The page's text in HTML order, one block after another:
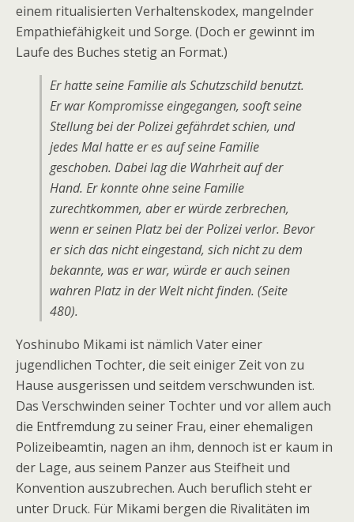
einem ritualisierten Verhaltenskodex, mangelnder
Empathiefähigkeit und Sorge. (Doch er gewinnt im
Laufe des Buches stetig an Format.)
Er hatte seine Familie als Schutzschild benutzt.
Er war Kompromisse eingegangen, sooft seine
Stellung bei der Polizei gefährdet schien, und
jedes Mal hatte er es auf seine Familie
geschoben. Dabei lag die Wahrheit auf der
Hand. Er konnte ohne seine Familie
zurechtkommen, aber er würde zerbrechen,
wenn er seinen Platz bei der Polizei verlor. Bevor
er sich das nicht eingestand, sich nicht zu dem
bekannte, was er war, würde er auch seinen
wahren Platz in der Welt nicht finden. (Seite
480).
Yoshinubo Mikami ist nämlich Vater einer
jugendlichen Tochter, die seit einiger Zeit von zu
Hause ausgerissen und seitdem verschwunden ist.
Das Verschwinden seiner Tochter und vor allem auch
die Entfremdung zu seiner Frau, einer ehemaligen
Polizeibeamtin, nagen an ihm, dennoch ist er kaum in
der Lage, aus seinem Panzer aus Steifheit und
Konvention auszubrechen. Auch beruflich steht er
unter Druck. Für Mikami bergen die Rivalitäten im